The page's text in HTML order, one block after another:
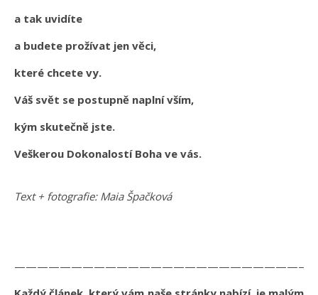
a tak uvidíte
a budete prožívat jen věci,
které chcete vy.
Váš svět se postupně naplní vším,
kým skutečně jste.
Veškerou Dokonalostí Boha ve vás.
Text + fotografie: Maia Špačková